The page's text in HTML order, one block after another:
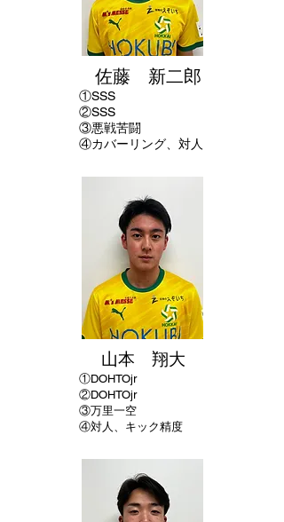
佐藤 新二郎
①SSS
②SSS
③悪戦苦闘
④カバーリング、対人
山本 翔大
①DOHTOjr
②DOHTOjr
​③万里一空
④対人、キック精度